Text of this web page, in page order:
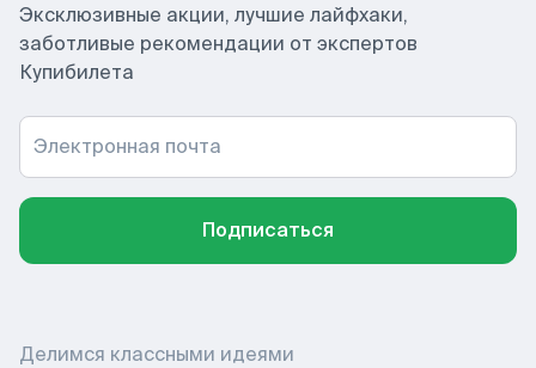
Эксклюзивные акции, лучшие лайфхаки,
заботливые рекомендации от экспертов
Купибилета
Электронная почта
Подписаться
Делимся классными идеями